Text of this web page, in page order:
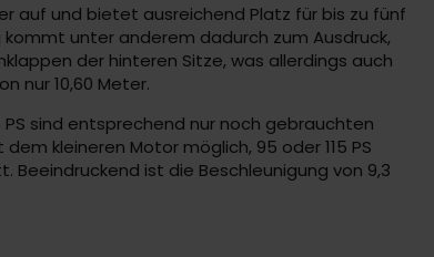
auf und bietet ausreichend Platz für bis zu fünf
kommt unter anderem dadurch zum Ausdruck,
der hinteren Sitze, was allerdings auch
nur 10,60 Meter.
sind entsprechend nur noch gebrauchten
kleineren Motor möglich, 95 oder 115 PS
ist die Beschleunigung von 9,3